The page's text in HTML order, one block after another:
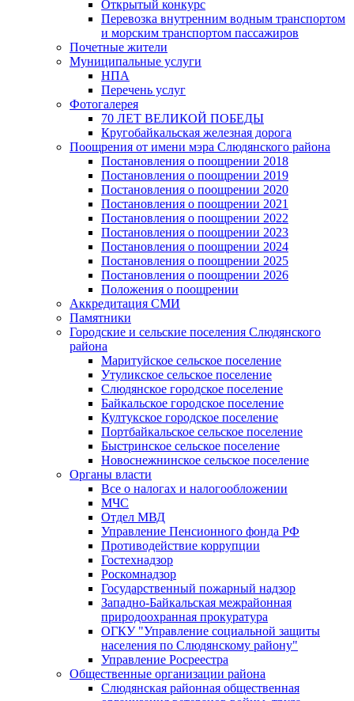
Открытый конкурс
Перевозка внутренним водным транспортом
и морским транспортом пассажиров
Почетные жители
Муниципальные услуги
НПА
Перечень услуг
Фотогалерея
70 ЛЕТ ВЕЛИКОЙ ПОБЕДЫ
Кругобайкальская железная дорога
Поощрения от имени мэра Слюдянского района
Постановления о поощрении 2018
Постановления о поощрении 2019
Постановления о поощрении 2020
Постановления о поощрении 2021
Постановления о поощрении 2022
Постановления о поощрении 2023
Постановления о поощрении 2024
Постановления о поощрении 2025
Постановления о поощрении 2026
Положения о поощрении
Аккредитация СМИ
Памятники
Городские и сельские поселения Слюдянского
района
Маритуйское сельское поселение
Утуликское сельское поселение
Слюдянское городское поселение
Байкальское городское поселение
Култукское городское поселение
Портбайкальское сельское поселение
Быстринское сельское поселение
Новоснежнинское сельское поселение
Органы власти
Все о налогах и налогообложении
МЧС
Отдел МВД
Управление Пенсионного фонда РФ
Противодействие коррупции
Гостехнадзор
Роскомнадзор
Государственный пожарный надзор
Западно-Байкальская межрайонная
природоохранная прокуратура
ОГКУ "Управление социальной защиты
населения по Слюдянскому району"
Управление Росреестра
Общественные организации района
Слюдянская районная общественная